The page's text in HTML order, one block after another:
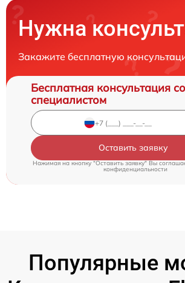
Нужна
Закажите бесплатную
Бесплатная консультация со
специалистом
Оставить заявку
Нажимая на кнопку "Оставить заявку" Вы
конфиденциальности
Популярные